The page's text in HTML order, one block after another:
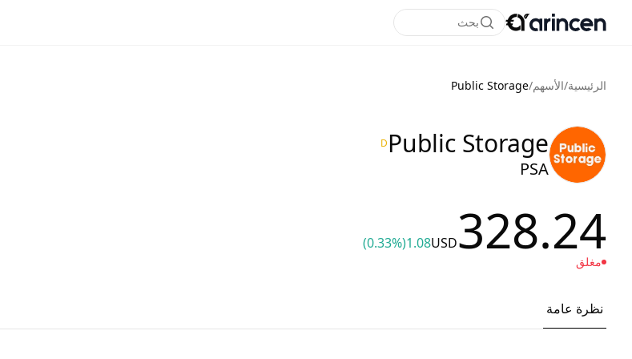
بحث
الرئيسية/الأسهم/
Public Storage
Public Storage
D
PSA
328.24
USD
1.08
(0.33%)
مغلق
نظرة عامة